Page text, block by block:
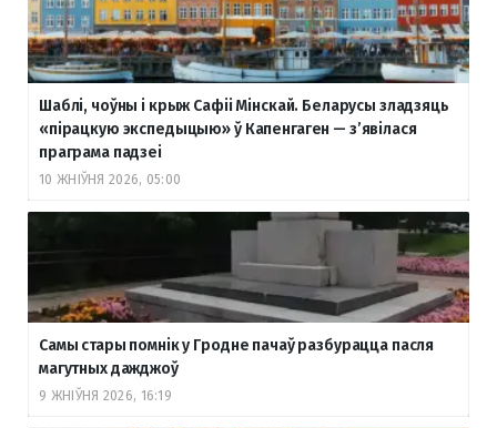
Шаблі, чоўны і крыж Сафіі Мінскай. Беларусы зладзяць
«пірацкую экспедыцыю» ў Капенгаген — з’явілася
праграма падзеі
10 ЖНІЎНЯ 2026, 05:00
Самы стары помнік у Гродне пачаў разбурацца пасля
магутных дажджоў
9 ЖНІЎНЯ 2026, 16:19